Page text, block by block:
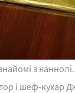
з
і шеф-кухар